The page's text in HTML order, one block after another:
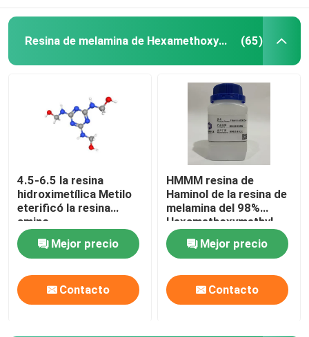
Resina amino Resina de melamina de Hexamethoxymethyl (65)
4.5-6.5 la resina
hidroximetílica Metilo
eterificó la resina
amino
Mejor precio
Contacto
HMMM resina de
Haminol de la resina de
melamina del 98%
Hexamethoxymethyl
Mejor precio
Contacto